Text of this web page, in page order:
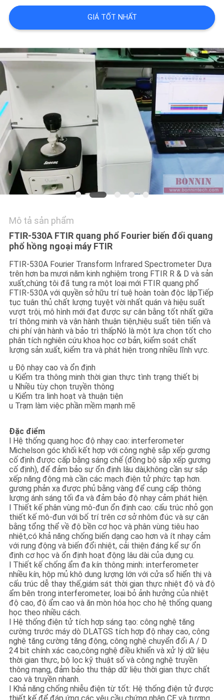
LIÊN
HỆ
CHÚNG
TÔI
YÊU
CẦU
BÁO
GIÁ
SƠ
ĐỒ
WEB
PRIVACY
POLICY
GIÁ TỐT NHẤT
Mô tả sản phẩm
FTIR-530A FTIR quang phổ Fourier biến đổi quang
phổ hồng ngoại máy FTIR
FTIR-530A Fourier Transform Infrared Spectrometer Dựa
trên hơn ba mươi năm kinh nghiệm trong FTIR R & D và sản
xuất,chúng tôi đã tung ra một loại mới FTIR quang phổ
FTIR-530A với quyền sở hữu trí tuệ hoàn toàn độc lậpTiếp
tục tuân thủ chất lượng tuyệt vời nhất quán và hiệu suất
vượt trội, mô hình mới đạt được sự cân bằng tốt nhất giữa
trí thông minh và vận hành thuận tiện,hiệu suất tiên tiến và
chi phí vận hành và bảo trì thấpNó là một lựa chọn tốt cho
phân tích nghiên cứu khoa học cơ bản, kiểm soát chất
lượng sản xuất, kiểm tra và phát hiện trong nhiều lĩnh vực.
u Độ nhạy cao và ổn định
u Kiểm tra thông minh thời gian thực tình trạng thiết bị
u Nhiều tùy chọn truyền thông
u Kiểm tra linh hoạt và thuận tiện
u Trạm làm việc phần mềm mạnh mẽ
Đặc điểm
l Hệ thống quang học độ nhạy cao: interferometer
Michelson góc khối kết hợp với công nghệ sắp xếp gương
cố định được cấp bằng sáng chế (đồng bộ sắp xếp gương
cố định), để đảm bảo sự ổn định lâu dài,không cần sự sắp
xếp năng động mà cần các mạch điện tử phức tạp hơn.
gương phản xạ được phủ bằng vàng để cung cấp thông
lượng ánh sáng tối đa và đảm bảo độ nhạy cảm phát hiện.
l Thiết kế phân vùng mô-đun ổn định cao: cấu trúc nhỏ gọn
thiết kế mô-đun với bố trí trên cơ sở nhôm đúc và sự cân
bằng tổng thể về độ bền cơ học và phân vùng tiêu hao
nhiệt,có khả năng chống biến dạng cao hơn và ít nhạy cảm
với rung động và biến đổi nhiệt, cải thiện đáng kể sự ổn
định cơ học và ổn định hoạt động lâu dài của dụng cụ.
l Thiết kế chống ẩm đa kín thông minh: interferometer
nhiều kín, hộp mủ khô dung lượng lớn với cửa sổ hiển thị và
cấu trúc dễ thay thế,giám sát thời gian thực nhiệt độ và độ
ẩm bên trong interferometer, loại bỏ ảnh hưởng của nhiệt
độ cao, độ ẩm cao và ăn mòn hóa học cho hệ thống quang
học theo nhiều cách.
l Hệ thống điện tử tích hợp sáng tạo: công nghệ tăng
cường trước máy dò DLATGS tích hợp độ nhạy cao, công
nghệ tăng cường tăng động, công nghệ chuyển đổi A / D
24 bit chính xác cao,công nghệ điều khiển và xử lý dữ liệu
thời gian thực, bộ lọc kỹ thuật số và công nghệ truyền
thông mạng, đảm bảo thu thập dữ liệu thời gian thực chất
cao và truyền nhanh.
l Khả năng chống nhiễu điện từ tốt: Hệ thống điện tử được